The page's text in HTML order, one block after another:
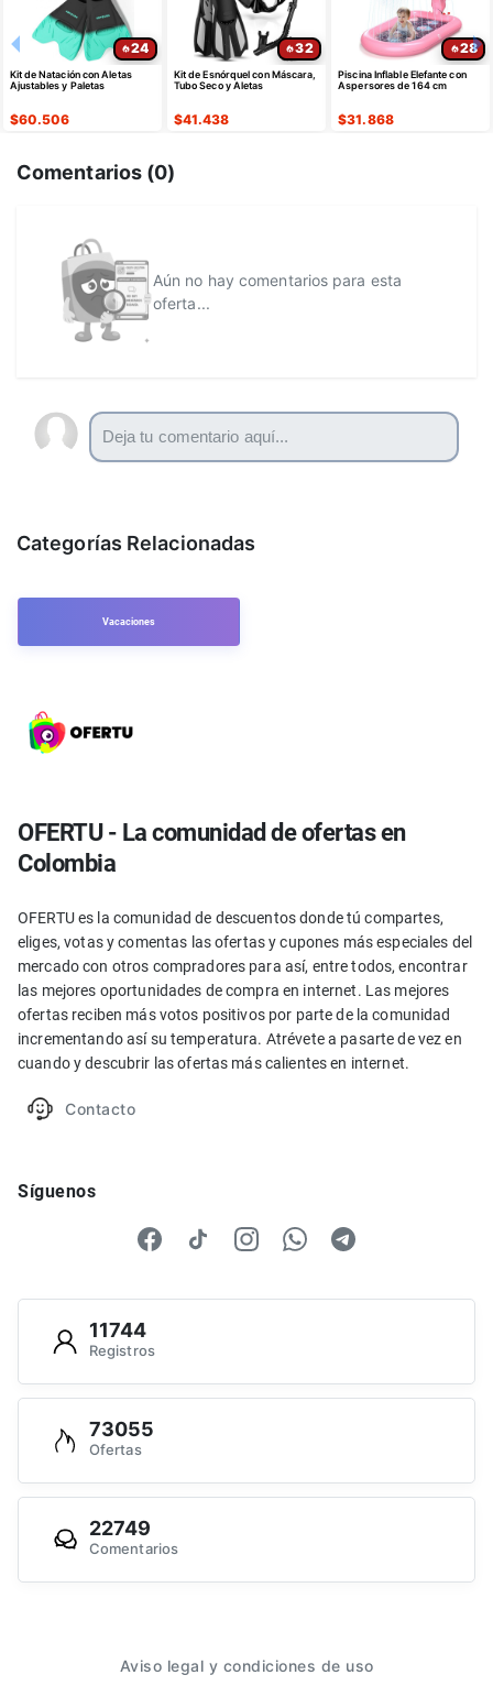
24
Kit de Natación con Aletas
Ajustables y Paletas
$60.506
32
Kit de Esnórquel con Máscara,
Tubo Seco y Aletas
$41.438
28
Piscina Inflable Elefante con
Aspersores de 164 cm
$31.868
Comentarios (0)
Aún no hay comentarios para esta
oferta...
Categorías Relacionadas
Vacaciones
OFERTU - La comunidad de ofertas en
Colombia
OFERTU es la comunidad de descuentos donde tú compartes,
eliges, votas y comentas las ofertas y cupones más especiales del
mercado con otros compradores para así, entre todos, encontrar
las mejores oportunidades de compra en internet. Las mejores
ofertas reciben más votos positivos por parte de la comunidad
incrementando así su temperatura. Atrévete a pasarte de vez en
cuando y descubrir las ofertas más calientes en internet.
Contacto
Síguenos
11744
Registros
73055
Ofertas
22749
Comentarios
Aviso legal y condiciones de uso